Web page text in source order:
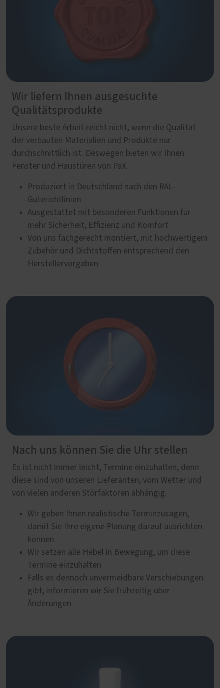
Wir liefern Ihnen ausgesuchte
Qualitätsprodukte
Unsere beste Arbeit reicht nicht, wenn die Qualität
der verbauten Materialien und Produkte nur
durchschnittlich ist. Deswegen bieten wir Ihnen
Fenster und Haustüren von PaX.
Produziert in Deutschland nach den RAL-
Güterichtlinien
Ausgestattet mit besonderen Funktionen für
mehr Sicherheit, Effizienz und Komfort
Von uns fachgerecht montiert, mit hochwertigem
Zubehör und Dichtstoffen entsprechend den
Herstellervorgaben
Nach uns können Sie die Uhr stellen
Es ist nicht immer leicht, Termine einzuhalten, denn
diese sind von unseren Lieferanten, vom Wetter und
von vielen anderen Störfaktoren abhängig.
Wir geben Ihnen realistische Terminzusagen,
damit Sie Ihre eigene Planung darauf ausrichten
können
Wir setzen alle Hebel in Bewegung, um diese
Termine einzuhalten
Falls es dennoch unvermeidbare Verschiebungen
gibt, informieren wir Sie frühzeitig über
Änderungen